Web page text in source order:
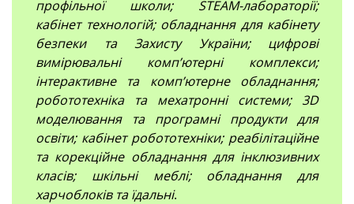
профільної школи; STEAM-лабораторії;
кабінет технологій; обладнання для кабінету
безпеки та Захисту України; цифрові
вимірювальні компʼютерні комплекси;
інтерактивне та комп’ютерне обладнання;
робототехніка та мехатронні системи; 3D
моделювання та програмні продукти для
освіти; кабінет робототехніки; реабілітаційне
та корекційне обладнання для інклюзивних
класів; шкільні меблі; обладнання для
харчоблоків та їдальні.